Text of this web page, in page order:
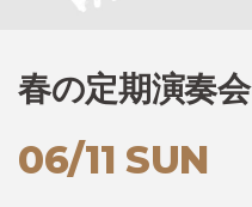
春の定期演奏会
06/11 SUN